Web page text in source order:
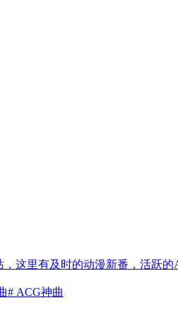
这里有及时的动漫新番，活跃
# ACG神曲